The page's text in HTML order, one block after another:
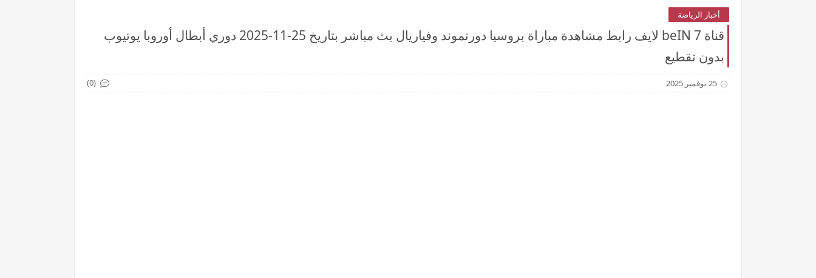
أخبار الرياضة
قناة beIN 7 لايف رابط مشاهدة مباراة بروسيا دورتموند وفياريال بث مباشر بتاريخ 25-11-2025 دوري أبطال أوروبا يوتيوب
بدون تقطيع
25 نوفمبر 2025 (0)